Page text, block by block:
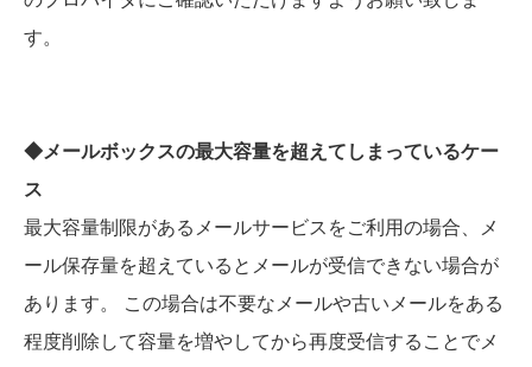
す。
◆メールボックスの最大容量を超えてしまっているケー
ス
最大容量制限があるメールサービスをご利用の場合、メ
ール保存量を超えているとメールが受信できない場合が
あります。 この場合は不要なメールや古いメールをある
程度削除して容量を増やしてから再度受信することでメ